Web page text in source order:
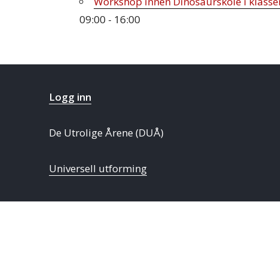
09:00 - 16:00
Logg inn
De Utrolige Årene (DUÅ)
Universell utforming